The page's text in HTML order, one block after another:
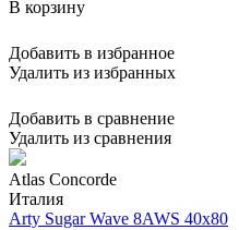
В корзину
Добавить в избранное
Удалить из избранных
Добавить в сравнение
Удалить из сравнения
Atlas Concorde
Италия
Arty Sugar Wave 8AWS 40x80